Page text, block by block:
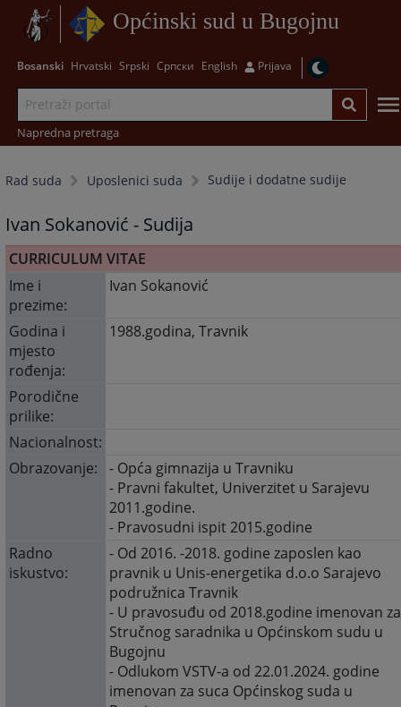
Općinski sud u Bugojnu
Bosanski Hrvatski Srpski Српски English Prijava
Napredna pretraga
Rad suda Uposlenici suda Sudije i dodatne sudije
Ivan Sokanović - Sudija
CURRICULUM VITAE
Ime i
prezime:
Ivan Sokanović
Godina i
mjesto
rođenja:
1988.godina, Travnik
Porodične
prilike:
Nacionalnost:
Obrazovanje:
- Opća gimnazija u Travniku
- Pravni fakultet, Univerzitet u Sarajevu
2011.godine.
- Pravosudni ispit 2015.godine
Radno
iskustvo:
- Od 2016. -2018. godine zaposlen kao
pravnik u Unis-energetika d.o.o Sarajevo
podružnica Travnik
- U pravosuđu od 2018.godine imenovan za
Stručnog saradnika u Općinskom sudu u
Bugojnu
- Odlukom VSTV-a od 22.01.2024. godine
imenovan za suca Općinskog suda u